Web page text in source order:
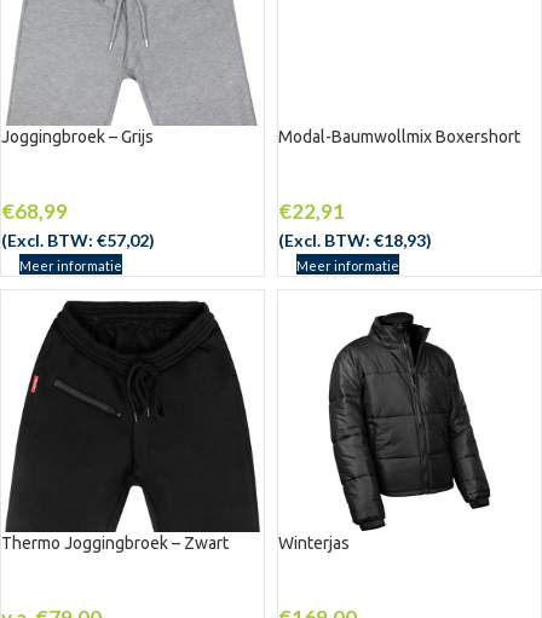
Joggingbroek – Grijs
€68,99
(Excl. BTW: €57,02)
Meer informatie
Modal-Baumwollmix Boxershort
€22,91
(Excl. BTW: €18,93)
Meer informatie
Thermo Joggingbroek – Zwart Winterjas